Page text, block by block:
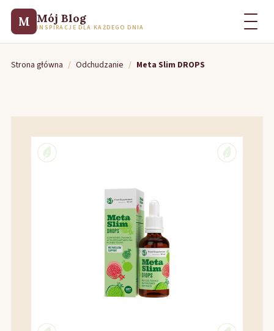
M Mój Blog
INSPIRACJE DLA KAŻDEGO DNIA
Strona główna / Odchudzanie / Meta Slim DROPS